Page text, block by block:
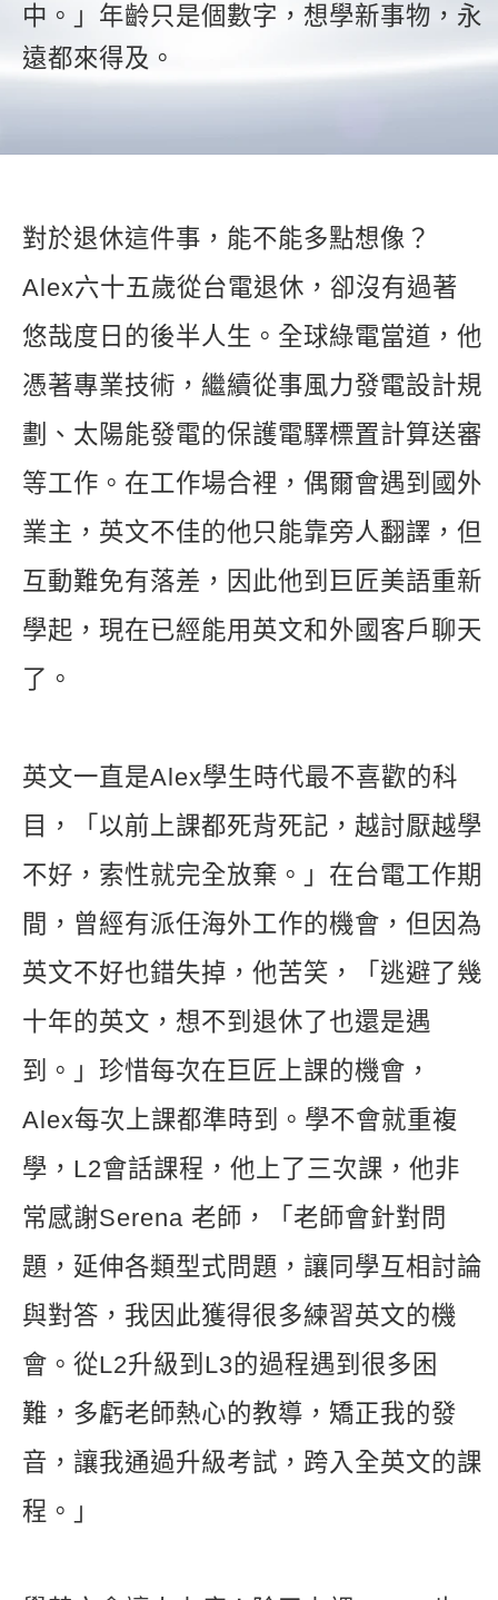
Cengage TED Talks
CNN聽力強化
中。」年齡只是個數字，想學新事物，永
遠都來得及。
對於退休這件事，能不能多點想像？
Alex六十五歲從台電退休，卻沒有過著
悠哉度日的後半人生。全球綠電當道，他
憑著專業技術，繼續從事風力發電設計規
劃、太陽能發電的保護電驛標置計算送審
等工作。在工作場合裡，偶爾會遇到國外
業主，英文不佳的他只能靠旁人翻譯，但
互動難免有落差，因此他到巨匠美語重新
學起，現在已經能用英文和外國客戶聊天
了。
英文一直是Alex學生時代最不喜歡的科
目，「以前上課都死背死記，越討厭越學
不好，索性就完全放棄。」在台電工作期
間，曾經有派任海外工作的機會，但因為
英文不好也錯失掉，他苦笑，「逃避了幾
十年的英文，想不到退休了也還是遇
到。」珍惜每次在巨匠上課的機會，
Alex每次上課都準時到。學不會就重複
學，L2會話課程，他上了三次課，他非
常感謝Serena 老師，「老師會針對問
題，延伸各類型式問題，讓同學互相討論
與對答，我因此獲得很多練習英文的機
會。從L2升級到L3的過程遇到很多困
難，多虧老師熱心的教導，矯正我的發
音，讓我通過升級考試，跨入全英文的課
程。」